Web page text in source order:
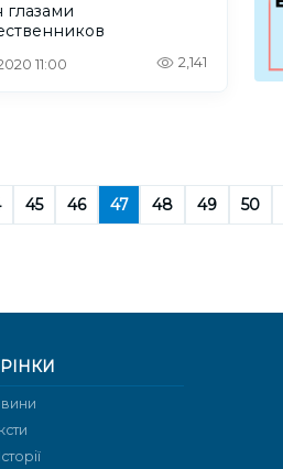
глазами
11:00 2,141
45 46 47 48 49 50
Історії